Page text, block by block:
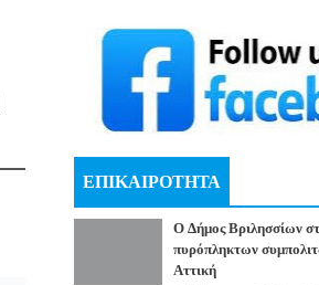
ΕΠΙΚΑΙΡΟΤΗΤΑ
Ο Δήμος Βριλησσίων
πυρόπληκτων
Αττική